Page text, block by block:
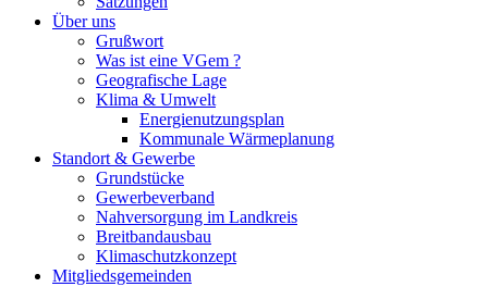
Über uns
Grußwort
Was ist eine VGem ?
Geografische Lage
Klima & Umwelt
Energienutzungsplan
Kommunale Wärmeplanung
Standort & Gewerbe
Grundstücke
Gewerbeverband
Nahversorgung im Landkreis
Breitbandausbau
Klimaschutzkonzept
Mitgliedsgemeinden